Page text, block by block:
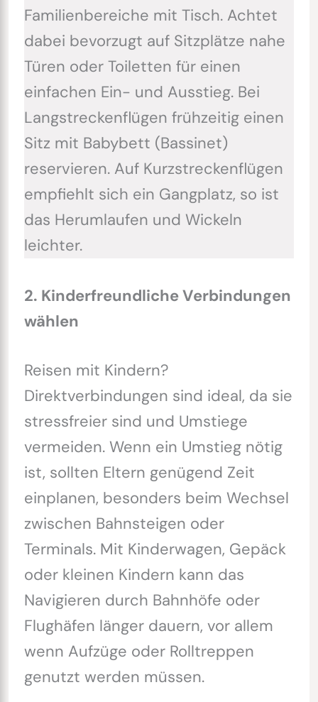
Familienbereiche mit Tisch. Achtet
dabei bevorzugt auf Sitzplätze nahe
Türen oder Toiletten für einen
einfachen Ein- und Ausstieg. Bei
Langstreckenflügen frühzeitig einen
Sitz mit Babybett (Bassinet)
reservieren. Auf Kurzstreckenflügen
empfiehlt sich ein Gangplatz, so ist
das Herumlaufen und Wickeln
leichter.
2. Kinderfreundliche Verbindungen
wählen
Reisen mit Kindern?
Direktverbindungen sind ideal, da sie
stressfreier sind und Umstiege
vermeiden. Wenn ein Umstieg nötig
ist, sollten Eltern genügend Zeit
einplanen, besonders beim Wechsel
zwischen Bahnsteigen oder
Terminals. Mit Kinderwagen, Gepäck
oder kleinen Kindern kann das
Navigieren durch Bahnhöfe oder
Flughäfen länger dauern, vor allem
wenn Aufzüge oder Rolltreppen
genutzt werden müssen.